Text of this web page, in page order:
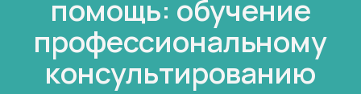
помощь: обучение
профессиональному
консультированию